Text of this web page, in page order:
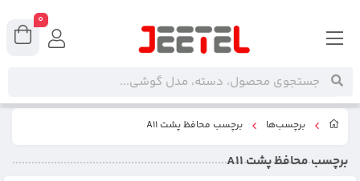
برچسب‌ها برچسب محافظ پشت A11
برچسب محافظ پشت A11
0